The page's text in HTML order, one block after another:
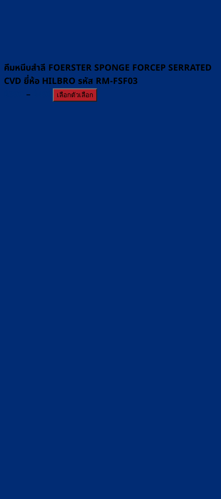
คีมหนีบสำลี FOERSTER SPONGE FORCEP SERRATED
CVD ยี่ห้อ HILBRO รหัส RM-FSF03
–
Price
เลือกตัวเลือก